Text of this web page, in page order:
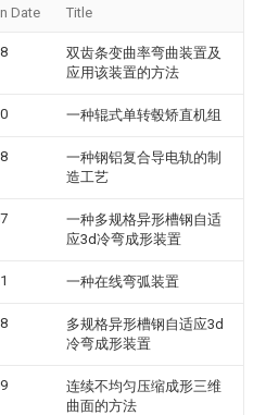
Date Title
双齿条变曲率弯曲装置及
应用该装置的方法
一种辊式单转毂矫直机组
一种钢铝复合导电轨的制
造工艺
一种多规格异形槽钢自适
应3d冷弯成形装置
一种在线弯弧装置
多规格异形槽钢自适应3d
冷弯成形装置
连续不均匀压缩成形三维
曲面的方法